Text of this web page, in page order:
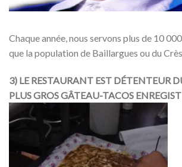
Chaque année, nous servons plus de 10
que la population de Baillargues ou du
3) LE RESTAURANT EST DÉTENTEUR
PLUS GROS GÂTEAU-TACOS